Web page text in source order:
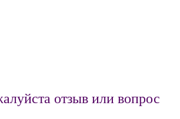
отзыв или вопрос